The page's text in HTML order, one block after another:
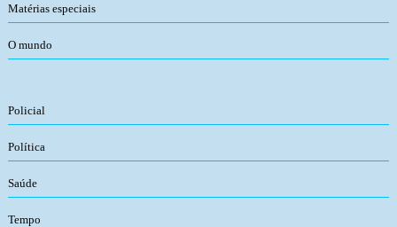
Matérias especiais
O mundo
Policial
Política
Saúde
Tempo